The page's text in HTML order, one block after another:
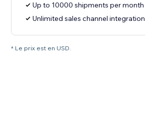
Up to 10000 shipments per month
Unlimited sales channel integration
* Le prix est en USD.